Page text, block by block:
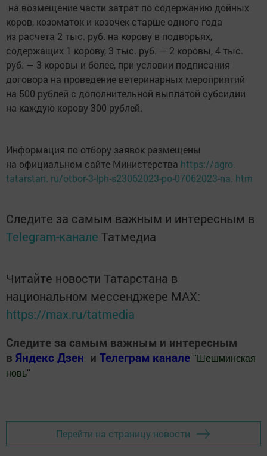
на возмещение части затрат по содержанию дойных
коров, козоматок и козочек старше одного года
из расчета 2 тыс. руб. на корову в подворьях,
содержащих 1 корову, 3 тыс. руб. — 2 коровы, 4 тыс.
руб. — 3 коровы и более, при условии подписания
договора на проведение ветеринарных мероприятий
на 500 рублей с дополнительной выплатой субсидии
на каждую корову 300 рублей.
Информация по отбору заявок размещены
на официальном сайте Министерства https://agro.
tatarstan. ru/otbor-3-lph-s23062023-po-07062023-na. htm
Следите за самым важным и интересным в
Telegram-канале Татмедиа
Читайте новости Татарстана в
национальном мессенджере MАХ:
https://max.ru/tatmedia
Следите за самым важным и интересным
в Яндекс Дзен и Телеграм канале " Шешминская
новь"
Перейти на страницу новости